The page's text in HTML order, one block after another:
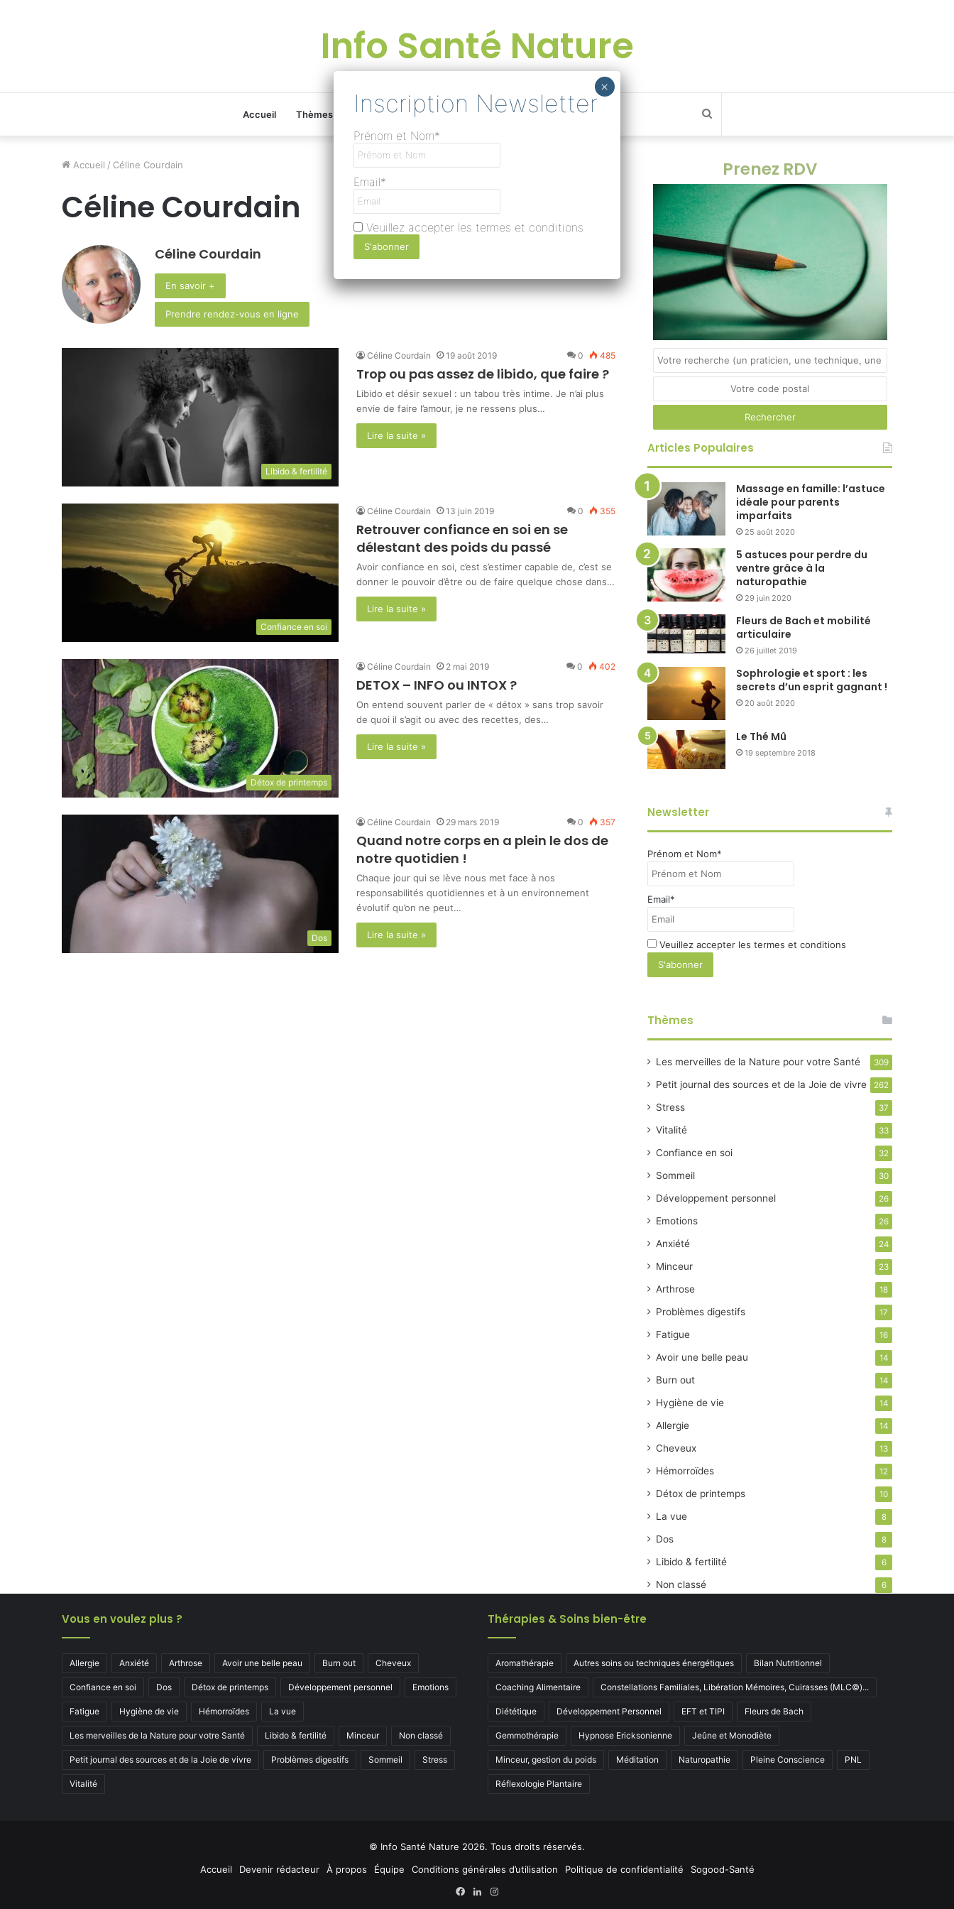
Info Santé Nature
Accueil Thèmes Devenir rédacteur Rechercher
Une
Lire
article
au
Instagram
Linkedin
Facebook
Accueil / Céline Courdain
Céline Courdain
Céline Courdain
En savoir +
Prendre rendez-vous en ligne
Libido & fertilité
Céline Courdain 19 août 2019 0 485
Trop ou pas assez de libido, que faire ?
Libido et désir sexuel : un tabou très intime. Je n’ai plus
envie de faire l’amour, je ne ressens plus…
Lire la suite »
Confiance en soi
Céline Courdain 13 juin 2019 0 355
Retrouver confiance en soi en se
délestant des poids du passé
Avoir confiance en soi, c’est s’estimer capable de, c’est se
donner le pouvoir d’être ou de faire quelque chose dans…
Lire la suite »
Détox de printemps
Céline Courdain 2 mai 2019 0 402
DETOX – INFO ou INTOX ?
On entend souvent parler de « détox » sans trop savoir
de quoi il s’agit ou avec des recettes, des…
Lire la suite »
Dos
Céline Courdain 29 mars 2019 0 357
Quand notre corps en a plein le dos de
notre quotidien !
Chaque jour qui se lève nous met face à nos
responsabilités quotidiennes et à un environnement
évolutif qu’on ne peut…
Lire la suite »
Prenez RDV
Articles Populaires
Massage en famille: l’astuce
idéale pour parents
imparfaits
25 août 2020
5 astuces pour perdre du
ventre grâce à la
naturopathie
29 juin 2020
Fleurs de Bach et mobilité
articulaire
26 juillet 2019
Sophrologie et sport : les
secrets d’un esprit gagnant !
20 août 2020
Le Thé Mû
19 septembre 2018
Newsletter
Prénom et Nom*
Email*
Veuillez accepter les termes et conditions
Thèmes
Les merveilles de la Nature pour votre Santé 309
Petit journal des sources et de la Joie de vivre 262
Stress 37
Vitalité 33
Confiance en soi 32
Sommeil 30
Développement personnel 26
Emotions 26
Anxiété 24
Minceur 23
Arthrose 18
Problèmes digestifs 17
Fatigue 16
Avoir une belle peau 14
Burn out 14
Hygiène de vie 14
Allergie 14
Cheveux 13
Hémorroïdes 12
Détox de printemps 10
La vue 8
Dos 8
Libido & fertilité 6
Non classé 6
Vous en voulez plus ?
Allergie Anxiété Arthrose Avoir une belle peau Burn out Cheveux
Confiance en soi Dos Détox de printemps Développement personnel Emotions
Fatigue Hygiène de vie Hémorroïdes La vue
Les merveilles de la Nature pour votre Santé Libido & fertilité Minceur Non classé
Petit journal des sources et de la Joie de vivre Problèmes digestifs Sommeil Stress
Vitalité
Thérapies & Soins bien-être
Aromathérapie Autres soins ou techniques énergétiques Bilan Nutritionnel
Coaching Alimentaire Constellations Familiales, Libération Mémoires, Cuirasses (MLC©)...
Diététique Développement Personnel EFT et TIPI Fleurs de Bach
Gemmothérapie Hypnose Ericksonienne Jeûne et Monodiète
Minceur, gestion du poids Méditation Naturopathie Pleine Conscience PNL
Réflexologie Plantaire
© Info Santé Nature 2026. Tous droits réservés.
Accueil
Devenir rédacteur À propos Équipe Conditions générales d’utilisation Politique de confidentialité
Sogood-Santé
Facebook
LinkedinInstagram
Prénom et Nom*
Email*
Veuillez accepter les termes et conditions